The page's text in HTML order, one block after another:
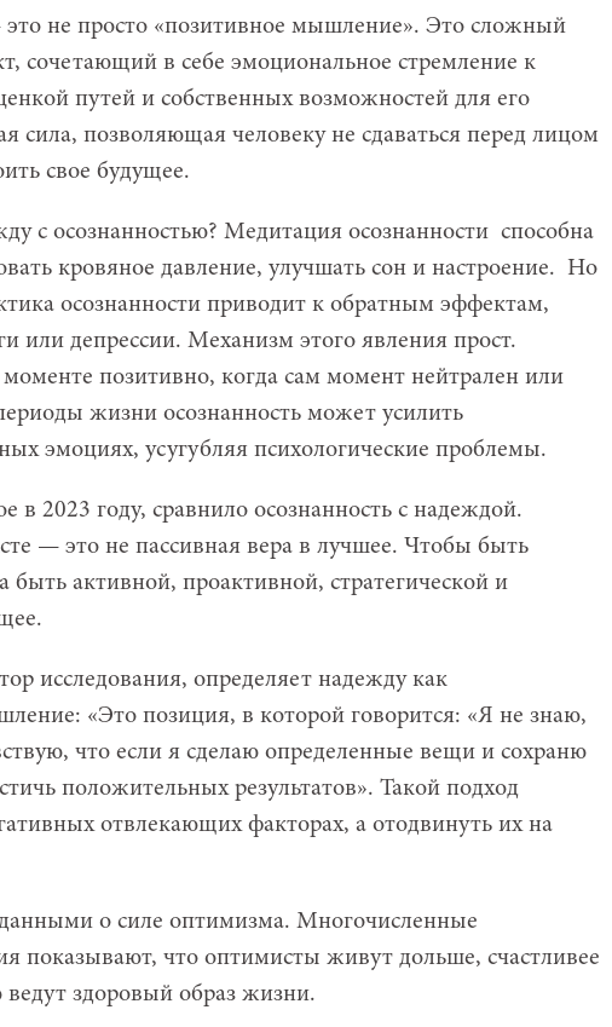
не просто «позитивное мышление». Это сложный
сочетающий в себе эмоциональное стремление к
путей и собственных возможностей для его
сила, позволяющая человеку не сдаваться перед лицом
свое будущее.
с осознанностью? Медитация осознанности способна
кровяное давление, улучшать сон и настроение. Но
осознанности приводит к обратным эффектам,
или депрессии. Механизм этого явления прост.
позитивно, когда сам момент нейтрален или
жизни осознанность может усилить
эмоциях, усугубляя психологические проблемы.
в 2023 году, сравнило осознанность с надеждой.
— это не пассивная вера в лучшее. Чтобы быть
активной, проактивной, стратегической и
исследования, определяет надежду как
«Это позиция, в которой говорится: «Я не знаю,
что если я сделаю определенные вещи и сохраню
положительных результатов». Такой подход
отвлекающих факторах, а отодвинуть их на
данными о силе оптимизма. Многочисленные
показывают, что оптимисты живут дольше, счастливее
здоровый образ жизни.